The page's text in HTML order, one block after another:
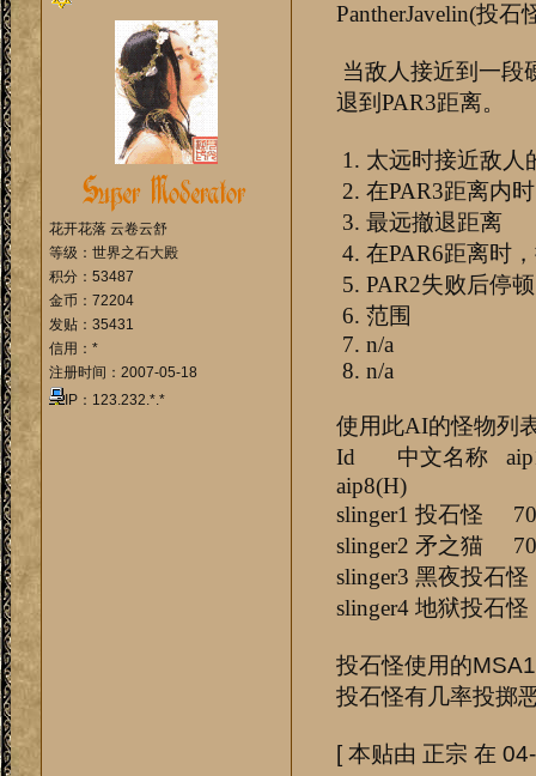
花开花落 云卷云舒
等级：世界之石大殿
积分：53487
金币：72204
发贴：35431
信用：*
注册时间：2007-05-18
IP：123.232.*.*
PantherJavelin(投石
当敌人接近到一段
退到PAR3距离。
1. 太远时接近敌人
2. 在PAR3距离内
3. 最远撤退距离
4. 在PAR6距离时
5. PAR2失败后停顿
6. 范围
7. n/a
8. n/a
使用此AI的怪物列
Id 中文名称
aip8(H)
slinger1 投石
slinger2 矛之
slinger3 黑夜
slinger4 地狱
投石怪使用的
投石怪有几率投掷
[ 本贴由 正宗 在